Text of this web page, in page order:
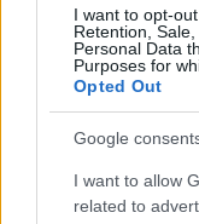
I want to opt-
Retention,
Personal Data
Purposes for
Opted Out
Google
I want to allow
related to